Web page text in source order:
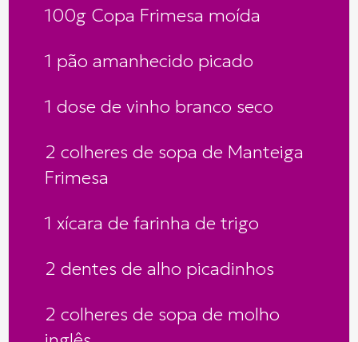
100g Copa Frimesa moída
1 pão amanhecido picado
1 dose de vinho branco seco
2 colheres de sopa de Manteiga
Frimesa
1 xícara de farinha de trigo
2 dentes de alho picadinhos
2 colheres de sopa de molho